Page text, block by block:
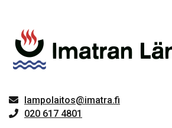
lampolaitos@imatra.fi
020 617 4801